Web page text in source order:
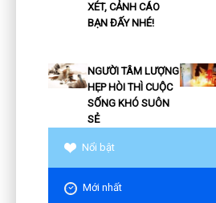
XÉT, CẢNH CÁO
BẠN ĐẤY NHÉ!
NGƯỜI TÂM LƯỢNG
HẸP HÒI THÌ CUỘC
SỐNG KHÓ SUÔN
SẺ
Nổi bật
Mới nhất